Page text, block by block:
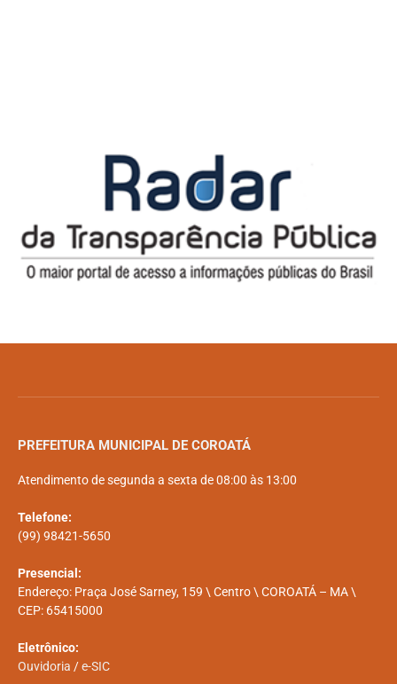
PREFEITURA MUNICIPAL DE COROATÁ
Atendimento de segunda a sexta de 08:00 às 13:00
Telefone:
(99) 98421-5650
Presencial:
Endereço: Praça José Sarney, 159 \ Centro \ COROATÁ – MA \
CEP: 65415000
Eletrônico:
Ouvidoria /e-SIC